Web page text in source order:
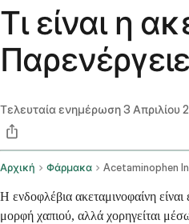
Τι είναι η
Τελευταία ενημέρωση3 Απριλίου
Αρχική Φάρμακα Acetaminophen
Η ενδοφλέβια ακεταμινοφαίνη
μορφή χαπιού, αλλά χορηγείται